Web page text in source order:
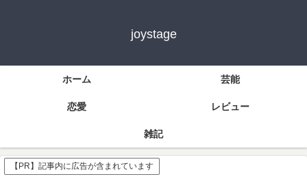
joystage
ホーム 芸能
恋愛 レビュー
雑記
【PR】記事内に広告が含まれています